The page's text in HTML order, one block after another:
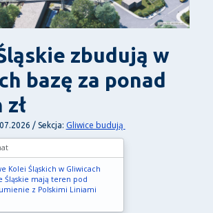
zbudują w
bazę za ponad
zł
/ Sekcja: Gliwice budują
Kolei Śląskich w Gliwicach
Śląskie mają teren pod
z Polskimi Liniami